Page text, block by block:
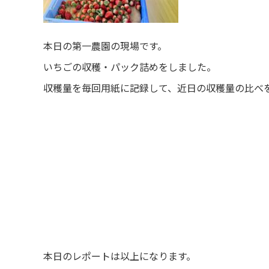
本日の第一農園の現場です。
いちごの収穫・パック詰めをしました。
収穫量を毎回用紙に記録して、近日の収穫量の比べ
本日のレポートは以上になります。